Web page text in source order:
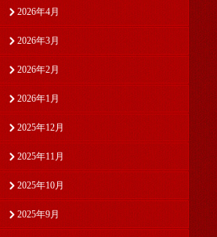
2026年4月
2026年3月
2026年2月
2026年1月
2025年12月
2025年11月
2025年10月
2025年9月